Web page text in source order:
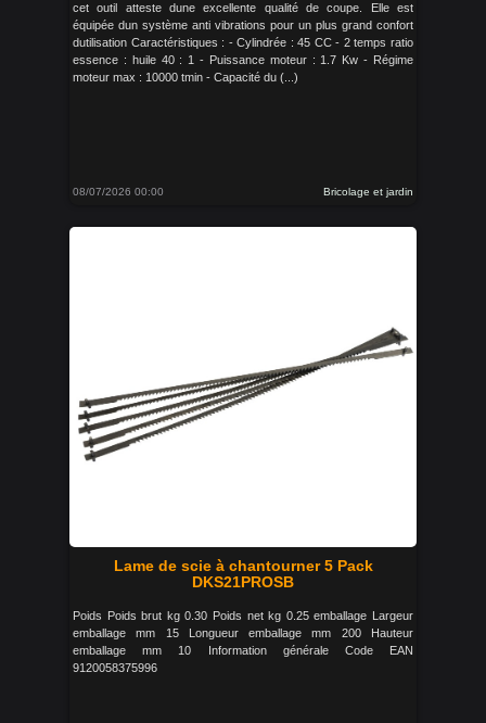
cet outil atteste dune excellente qualité de coupe. Elle est
équipée dun système anti vibrations pour un plus grand confort
dutilisation Caractéristiques : - Cylindrée : 45 CC - 2 temps ratio
essence : huile 40 : 1 - Puissance moteur : 1.7 Kw - Régime
moteur max : 10000 tmin - Capacité du (...)
08/07/2026 00:00 Bricolage et jardin
Lame de scie à chantourner 5 Pack
DKS21PROSB
Poids Poids brut kg 0.30 Poids net kg 0.25 emballage Largeur
emballage mm 15 Longueur emballage mm 200 Hauteur
emballage mm 10 Information générale Code EAN
9120058375996